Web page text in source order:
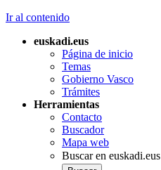
Ir al contenido
euskadi.eus
Página de inicio
Temas
Gobierno Vasco
Trámites
Herramientas
Contacto
Buscador
Mapa web
Buscar en euskadi.eus